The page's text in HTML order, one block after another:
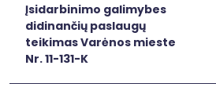
Įsidarbinimo galimybes
didinančių paslaugų
teikimas Varėnos mieste
Nr. 11-131-K